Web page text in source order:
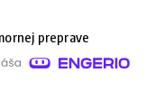
preprave